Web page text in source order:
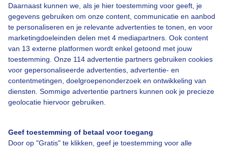
Daarnaast kunnen we, als je hier toestemming voor geeft, je
gegevens gebruiken om onze content, communicatie en aanbod
te personaliseren en je relevante advertenties te tonen, en voor
marketingdoeleinden delen met 4 mediapartners. Ook content
van 13 externe platformen wordt enkel getoond met jouw
toestemming. Onze 114 advertentie partners gebruiken cookies
voor gepersonaliseerde advertenties, advertentie- en
contentmetingen, doelgroepenonderzoek en ontwikkeling van
diensten. Sommige advertentie partners kunnen ook je precieze
geolocatie hiervoor gebruiken.
Geef toestemming of betaal voor toegang
Door op "Gratis" te klikken, geef je toestemming voor alle
Een moment geduld aub...
Bedrijfsgegevens